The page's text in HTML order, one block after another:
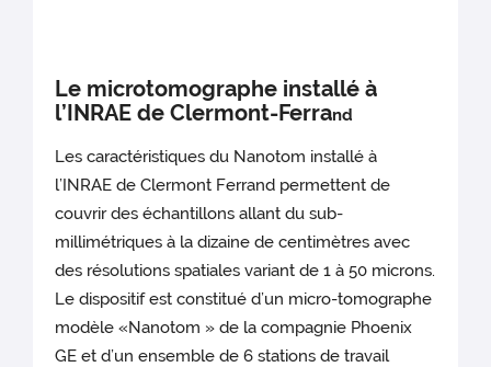
Le microtomographe installé à
l’INRAE de Clermont-Ferrand
Les caractéristiques du Nanotom installé à
l’INRAE de Clermont Ferrand permettent de
couvrir des échantillons allant du sub-
millimétriques à la dizaine de centimètres avec
des résolutions spatiales variant de 1 à 50 microns.
Le dispositif est constitué d’un micro-tomographe
modèle «Nanotom » de la compagnie Phoenix
GE et d’un ensemble de 6 stations de travail